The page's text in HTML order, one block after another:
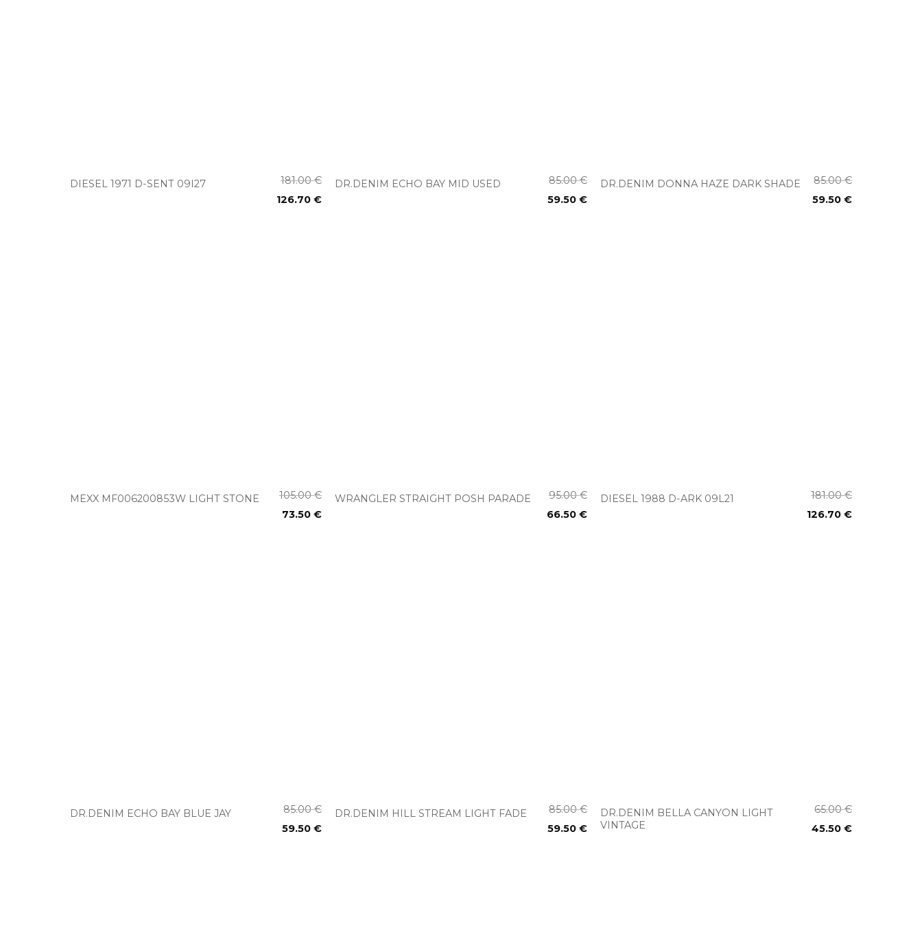
DIESEL 1971 D-SENT 09I27 181.00€
126.70 €
DR.DENIM ECHO BAY MID USED 85.00€
59.50 €
DR.DENIM DONNA HAZE DARK SHADE 85.00€
59.50€
MEXX MF006200853W LIGHT STONE 105.00€
73.50 €
WRANGLER STRAIGHT POSH PARADE 95.00€
66.50 €
DIESEL 1988 D-ARK 09L21 181.00€
126.70€
DR.DENIM ECHO BAY BLUE JAY 85.00€
59.50 €
DR.DENIM HILL STREAM LIGHT FADE 85.00€
59.50 €
DR.DENIM BELLA CANYON LIGHT
VINTAGE
65.00€
45.50€